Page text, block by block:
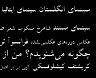
سینمای انگلستان سینمای ایتالیا
سینمای مستند شاهرخ مسکوب شعر
عکاس دوره‌های عکاسی‌نشده فرانسوآ
چگونه می‌شنویدم؟ من
کریشتف کیشلوفسکی کپی برابر اصل